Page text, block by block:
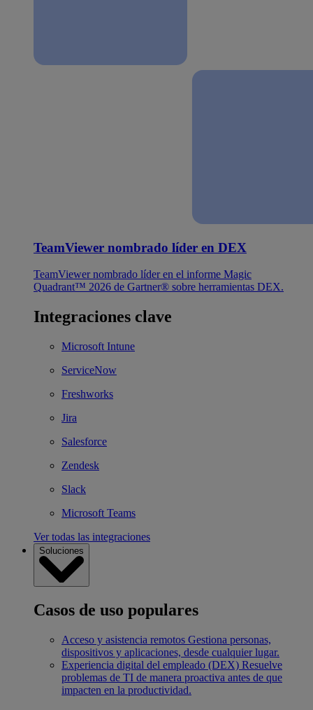
TeamViewer nombrado líder en DEX
TeamViewer nombrado líder en el informe Magic
Quadrant™ 2026 de Gartner® sobre herramientas DEX.
Integraciones clave
Microsoft Intune
ServiceNow
Freshworks
Jira
Salesforce
Zendesk
Slack
Microsoft Teams
Ver todas las integraciones
Soluciones
Casos de uso populares
Acceso y asistencia remotos Gestiona personas,
dispositivos y aplicaciones, desde cualquier lugar.
Experiencia digital del empleado (DEX) Resuelve
problemas de TI de manera proactiva antes de que
impacten en la productividad.